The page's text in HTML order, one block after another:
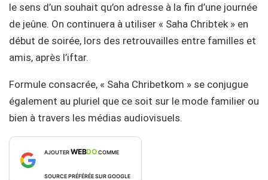
le sens d’un souhait qu’on adresse à la fin d’une journée
de jeûne. On continuera à utiliser « Saha Chribtek » en
début de soirée, lors des retrouvailles entre familles et
amis, après l’iftar.
Formule consacrée, « Saha Chribetkom » se conjugue
également au pluriel que ce soit sur le mode familier ou
bien à travers les médias audiovisuels.
AJOUTERWEBDOCOMME
SOURCE PRÉFÉRÉE SUR GOOGLE